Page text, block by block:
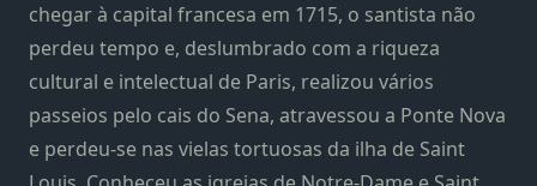
chegar à capital francesa em 1715, o santista não
perdeu tempo e, deslumbrado com a riqueza
cultural e intelectual de Paris, realizou vários
passeios pelo cais do Sena, atravessou a Ponte Nova
e perdeu-se nas vielas tortuosas da ilha de Saint